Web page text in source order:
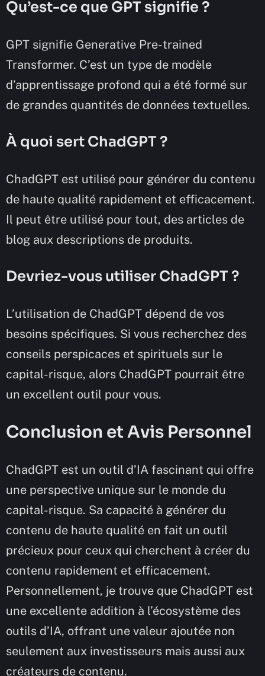
Qu’est-ce que GPT signifie ?
GPT signifie Generative Pre-trained
Transformer. C’est un type de modèle
d’apprentissage profond qui a été formé sur
de grandes quantités de données textuelles.
À quoi sert ChadGPT ?
ChadGPT est utilisé pour générer du contenu
de haute qualité rapidement et efficacement.
Il peut être utilisé pour tout, des articles de
blog aux descriptions de produits.
Devriez-vous utiliser ChadGPT ?
L’utilisation de ChadGPT dépend de vos
besoins spécifiques. Si vous recherchez des
conseils perspicaces et spirituels sur le
capital-risque, alors ChadGPT pourrait être
un excellent outil pour vous.
Conclusion et Avis Personnel
ChadGPT est un outil d’IA fascinant qui offre
une perspective unique sur le monde du
capital-risque. Sa capacité à générer du
contenu de haute qualité en fait un outil
précieux pour ceux qui cherchent à créer du
contenu rapidement et efficacement.
Personnellement, je trouve que ChadGPT est
une excellente addition à l’écosystème des
outils d’IA, offrant une valeur ajoutée non
seulement aux investisseurs mais aussi aux
créateurs de contenu.